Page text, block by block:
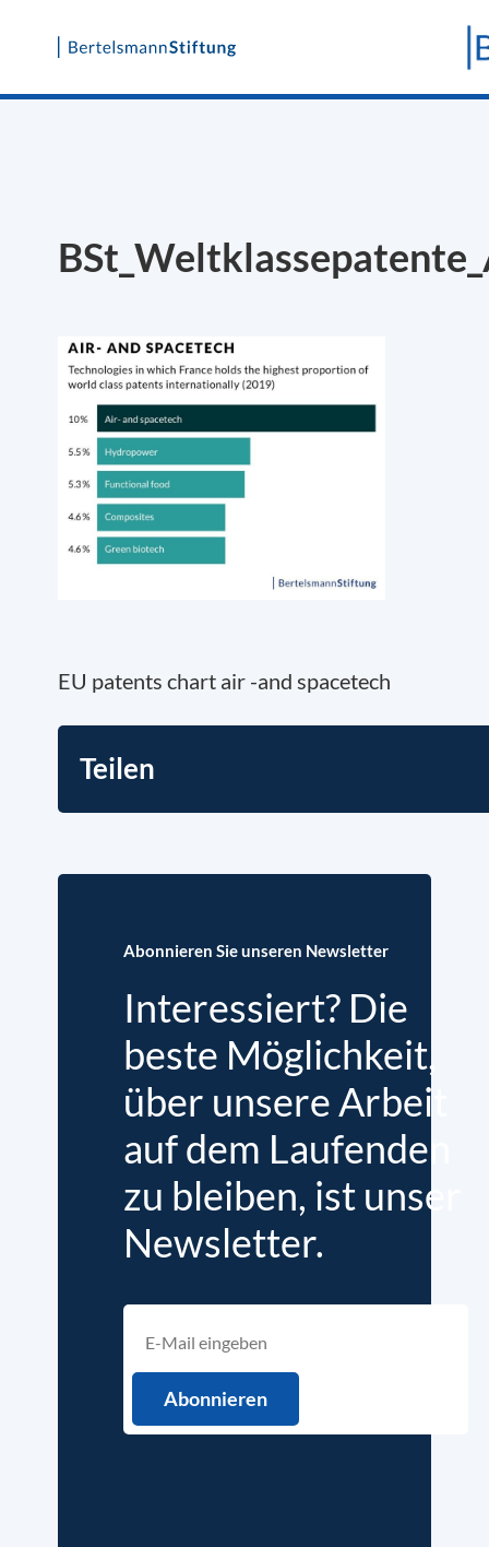
Skip
EU patents chart air -and spacetech
Teilen
Abonnieren Sie unseren Newsletter
Interessiert? Die
beste Möglichkeit,
über unsere Arbeit
auf dem Laufenden
zu bleiben, ist unser
Newsletter.